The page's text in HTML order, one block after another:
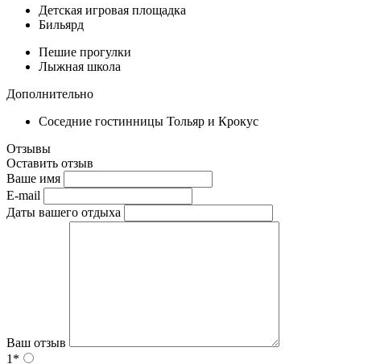
Детская игровая площадка
Бильярд
Пешие прогулки
Лыжная школа
Дополнительно
Соседние гостинницы Тольяр и Крокус
Отзывы
Оставить отзыв
Ваше имя
E-mail
Даты вашего отдыха
Ваш отзыв
1*